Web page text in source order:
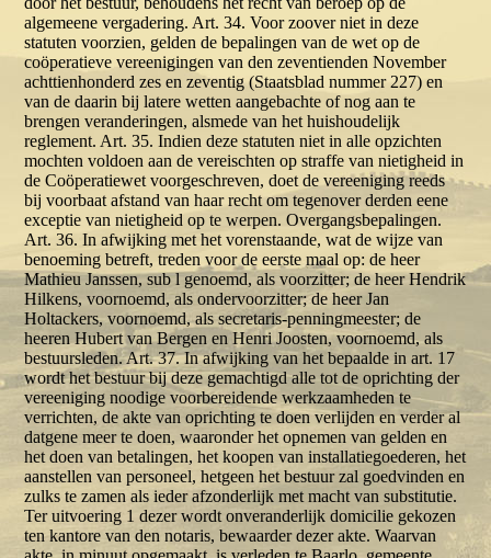
algemeene vergadering. Art. 34. Voor zoover niet in deze
statuten voorzien, gelden de bepalingen van de wet op de
coöperatieve vereenigingen van den zeventienden November
achttienhonderd zes en zeventig (Staatsblad nummer 227) en
van de daarin bij latere wetten aangebachte of nog aan te
brengen veranderingen, alsmede van het huishoudelijk
reglement. Art. 35. Indien deze statuten niet in alle opzichten
mochten voldoen aan de vereischten op straffe van nietigheid in
de Coöperatiewet voorgeschreven, doet de vereeniging reeds
bij voorbaat afstand van haar recht om tegenover derden eene
exceptie van nietigheid op te werpen. Overgangsbepalingen.
Art. 36. In afwijking met het vorenstaande, wat de wijze van
benoeming betreft, treden voor de eerste maal op: de heer
Mathieu Janssen, sub l genoemd, als voorzitter; de heer Hendrik
Hilkens, voornoemd, als ondervoorzitter; de heer Jan
Holtackers, voornoemd, als secretaris-penningmeester; de
heeren Hubert van Bergen en Henri Joosten, voornoemd, als
bestuursleden. Art. 37. In afwijking van het bepaalde in art. 17
wordt het bestuur bij deze gemachtigd alle tot de oprichting der
vereeniging noodige voorbereidende werkzaamheden te
verrichten, de akte van oprichting te doen verlijden en verder al
datgene meer te doen, waaronder het opnemen van gelden en
het doen van betalingen, het koopen van installatiegoederen, het
aanstellen van personeel, hetgeen het bestuur zal goedvinden en
zulks te zamen als ieder afzonderlijk met macht van substitutie.
Ter uitvoering 1 dezer wordt onveranderlijk domicilie gekozen
ten kantore van den notaris, bewaarder dezer akte. Waarvan